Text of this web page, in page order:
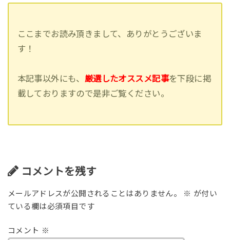
ここまでお読み頂きまして、ありがとうございま
す！
本記事以外にも、 厳選したオススメ記事を下段に掲
載しておりますので是非ご覧ください。
コメントを残す
メールアドレスが公開されることはありません。 ※ が付い
ている欄は必須項目です
コメント ※